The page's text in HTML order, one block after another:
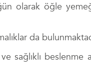
olarak öğle
da
beslenme